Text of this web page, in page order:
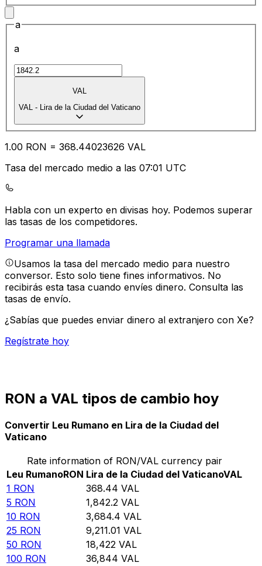
a
a
VAL
VAL - Lira de la Ciudad del Vaticano
1.00 RON = 368.44023626 VAL
Tasa del mercado medio a las 07:01 UTC
Habla con un experto en divisas hoy. Podemos superar
las tasas de los competidores.
Programar una llamada
Usamos la tasa del mercado medio para nuestro
conversor. Esto solo tiene fines informativos. No
recibirás esta tasa cuando envíes dinero. Consulta las
tasas de envío.
¿Sabías que puedes enviar dinero al extranjero con Xe?
Regístrate hoy
RON a VAL tipos de cambio hoy
Convertir Leu Rumano en Lira de la Ciudad del
Vaticano
Rate information of RON/VAL currency pair
Leu RumanoRON Lira de la Ciudad del VaticanoVAL
1 RON 368.44 VAL
5 RON 1,842.2 VAL
10 RON 3,684.4 VAL
25 RON 9,211.01 VAL
50 RON 18,422 VAL
100 RON 36,844 VAL